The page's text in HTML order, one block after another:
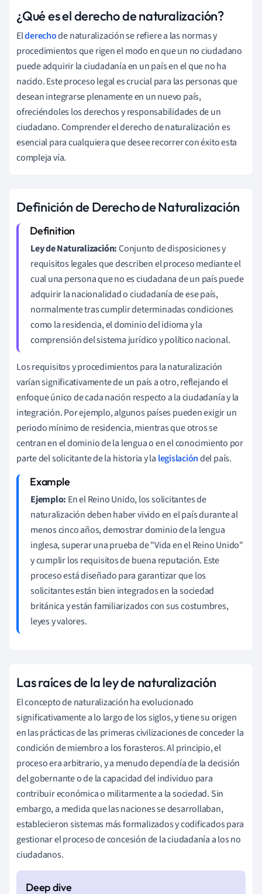
¿Qué es el derecho de naturalización?
Elderechode naturalización se refiere a las normas y
procedimientos que rigen el modo en que un no ciudadano
puede adquirir la ciudadanía en un país en el que no ha
nacido. Este proceso legal es crucial para las personas que
desean integrarse plenamente en un nuevo país,
ofreciéndoles los derechos y responsabilidades de un
ciudadano. Comprender el derecho de naturalización es
esencial para cualquiera que desee recorrer con éxito esta
compleja vía.
Definición de Derecho de Naturalización
Ley de Naturalización:Conjunto de disposiciones y
requisitos legales que describen el proceso mediante el
cual una persona que no es ciudadana de un país puede
adquirir la nacionalidad o ciudadanía de ese país,
normalmente tras cumplir determinadas condiciones
como la residencia, el dominio del idioma y la
comprensión del sistema jurídico y político nacional.
Los requisitos y procedimientos para la naturalización
varían significativamente de un país a otro, reflejando el
enfoque único de cada nación respecto a la ciudadanía y la
integración. Por ejemplo, algunos países pueden exigir un
periodo mínimo de residencia, mientras que otros se
centran en el dominio de la lengua o en el conocimiento por
parte del solicitante de la historia y la legislacióndel país.
Ejemplo: En el Reino Unido, los solicitantes de
naturalización deben haber vivido en el país durante al
menos cinco años, demostrar dominio de la lengua
inglesa, superar una prueba de "Vida en el Reino Unido"
y cumplir los requisitos de buena reputación. Este
proceso está diseñado para garantizar que los
solicitantes están bien integrados en la sociedad
británica y están familiarizados con sus costumbres,
leyes y valores.
Las raíces de la ley de naturalización
El concepto de naturalización ha evolucionado
significativamente a lo largo de los siglos, y tiene su origen
en las prácticas de las primeras civilizaciones de conceder la
condición de miembro a los forasteros. Al principio, el
proceso era arbitrario, y a menudo dependía de la decisión
del gobernante o de la capacidad del individuo para
contribuir económica o militarmente a la sociedad. Sin
embargo, a medida que las naciones se desarrollaban,
establecieron sistemas más formalizados y codificados para
gestionar el proceso de concesión de la ciudadanía a los no
ciudadanos.